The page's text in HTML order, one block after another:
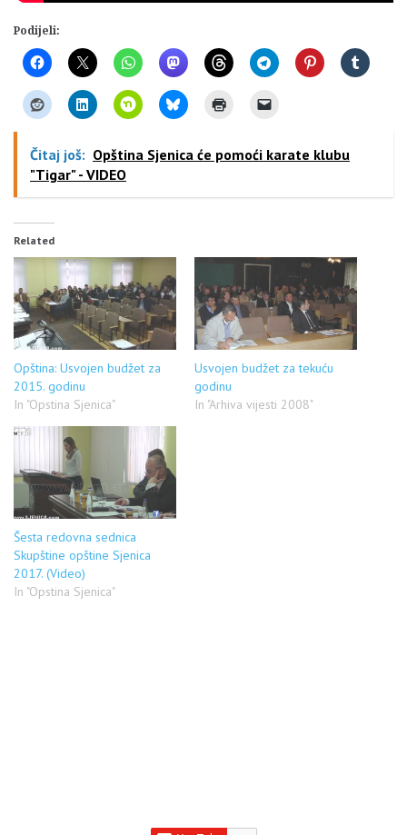
Podijeli:
Čitaj još: Opština Sjenica će pomoći karate klubu
"Tigar" - VIDEO
Related
Opština: Usvojen budžet za
2015. godinu
In "Opstina Sjenica"
Usvojen budžet za tekuću
godinu
In "Arhiva vijesti 2008"
Šesta redovna sednica
Skupštine opštine Sjenica
2017. (Video)
In "Opstina Sjenica"